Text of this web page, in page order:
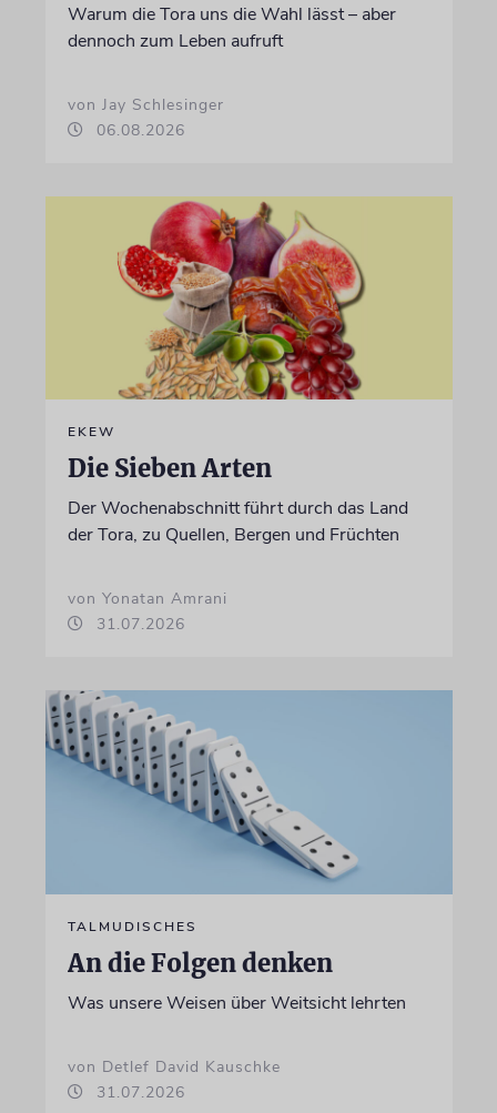
Warum die Tora uns die Wahl lässt – aber
dennoch zum Leben aufruft
von Jay Schlesinger
06.08.2026
EKEW
Die Sieben Arten
Der Wochenabschnitt führt durch das Land
der Tora, zu Quellen, Bergen und Früchten
von Yonatan Amrani
31.07.2026
TALMUDISCHES
An die Folgen denken
Was unsere Weisen über Weitsicht lehrten
von Detlef David Kauschke
31.07.2026